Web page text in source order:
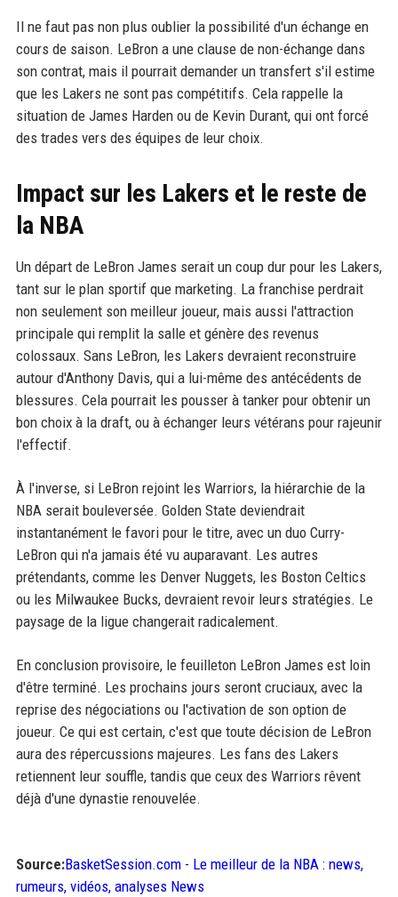
Il ne faut pas non plus oublier la possibilité d'un échange en
cours de saison. LeBron a une clause de non-échange dans
son contrat, mais il pourrait demander un transfert s'il estime
que les Lakers ne sont pas compétitifs. Cela rappelle la
situation de James Harden ou de Kevin Durant, qui ont forcé
des trades vers des équipes de leur choix.
Impact sur les Lakers et le reste de
la NBA
Un départ de LeBron James serait un coup dur pour les Lakers,
tant sur le plan sportif que marketing. La franchise perdrait
non seulement son meilleur joueur, mais aussi l'attraction
principale qui remplit la salle et génère des revenus
colossaux. Sans LeBron, les Lakers devraient reconstruire
autour d'Anthony Davis, qui a lui-même des antécédents de
blessures. Cela pourrait les pousser à tanker pour obtenir un
bon choix à la draft, ou à échanger leurs vétérans pour rajeunir
l'effectif.
À l'inverse, si LeBron rejoint les Warriors, la hiérarchie de la
NBA serait bouleversée. Golden State deviendrait
instantanément le favori pour le titre, avec un duo Curry-
LeBron qui n'a jamais été vu auparavant. Les autres
prétendants, comme les Denver Nuggets, les Boston Celtics
ou les Milwaukee Bucks, devraient revoir leurs stratégies. Le
paysage de la ligue changerait radicalement.
En conclusion provisoire, le feuilleton LeBron James est loin
d'être terminé. Les prochains jours seront cruciaux, avec la
reprise des négociations ou l'activation de son option de
joueur. Ce qui est certain, c'est que toute décision de LeBron
aura des répercussions majeures. Les fans des Lakers
retiennent leur souffle, tandis que ceux des Warriors rêvent
déjà d'une dynastie renouvelée.
Source:BasketSession.com - Le meilleur de la NBA : news,
rumeurs, vidéos, analyses News